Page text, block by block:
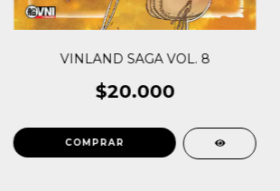
VINLAND SAGA VOL. 8
$20.000